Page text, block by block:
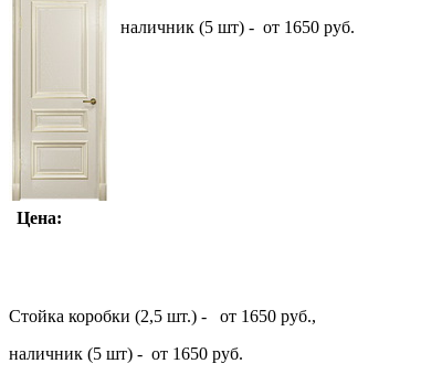
наличник (5 шт) - от 1650 руб.
Цена:
Стойка коробки (2,5 шт.) - от 1650 руб.,
наличник (5 шт) - от 1650 руб.